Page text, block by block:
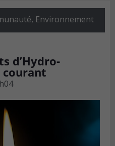
, Environnement
d’Hydro-
courant